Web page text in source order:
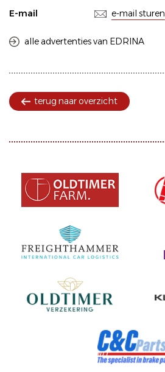
E-mail
e-mail sturen
alle advertenties van EDRINA
terug naar overzicht